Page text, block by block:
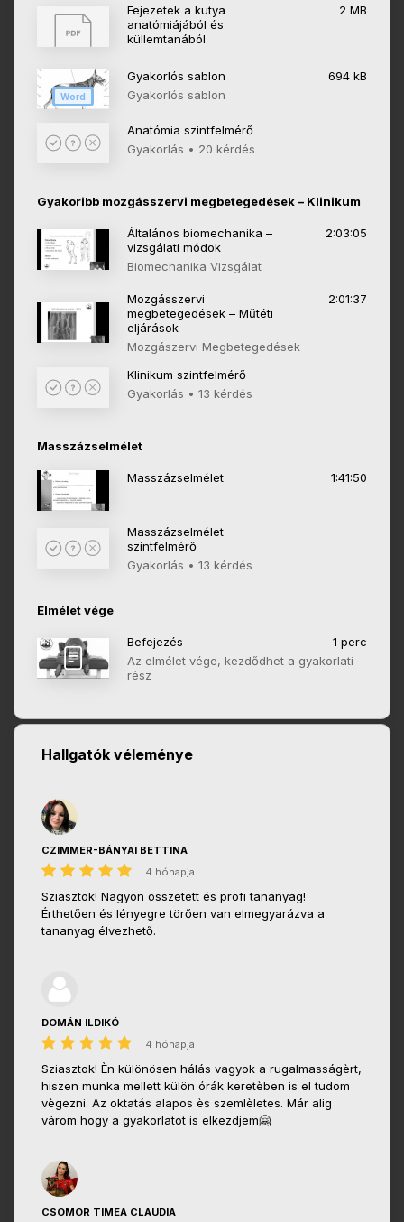
Fejezetek a kutya
anatómiájából és
küllemtanából
2 MB
Word
Gyakorlós sablon
694 kB
Gyakorlós sablon
Anatómia szintfelmérő
Gyakorlás • 20 kérdés
Gyakoribb mozgásszervi megbetegedések – Klinikum
Általános biomechanika –
vizsgálati módok
2:03:05
Biomechanika Vizsgálat
Mozgásszervi
megbetegedések – Műtéti
eljárások
2:01:37
Mozgászervi Megbetegedések
Klinikum szintfelmérő
Gyakorlás • 13 kérdés
Masszázselmélet
Masszázselmélet 1:41:50
Masszázselmélet
szintfelmérő
Gyakorlás • 13 kérdés
Elmélet vége
Befejezés
1 perc
Az elmélet vége, kezdődhet a gyakorlati
rész
Hallgatók véleménye
CZIMMER-BÁNYAI BETTINA
4 hónapja
Sziasztok! Nagyon összetett és profi tananyag!
Érthetően és lényegre törően van elmegyarázva a
tananyag élvezhető.
DOMÁN ILDIKÓ
4 hónapja
Sziasztok! Èn különösen hálás vagyok a rugalmasságèrt,
hiszen munka mellett külön órák keretèben is el tudom
vègezni. Az oktatás alapos ès szemlèletes. Már alig
várom hogy a gyakorlatot is elkezdjem🤗
CSOMOR TIMEA CLAUDIA